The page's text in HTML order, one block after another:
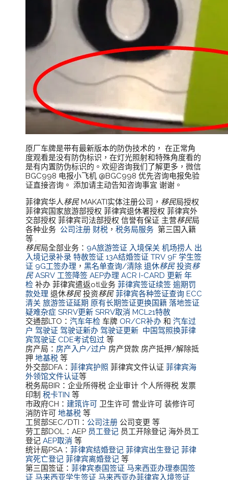
原厂车牌是带有最新版本的防伪技术的， 在正常角
度观看是没有防伪标识，在灯光照射和特殊角度看的
是有内置防伪标识的。欢迎咨询我们了解更多，微信
BGC998 电报小飞机 @BGC998 优先咨询电报免验
证直接咨询。 添加请主动告知咨询事宜 谢谢。
菲律宾华人移民MAKATI实体注册公司， 移民局授权
菲律宾国家旅游部授权 菲律宾退休署授权 菲律宾外
交部授权 菲律宾司法部授权 信誉有保证 主营移民局
各种业务 公司注册 财税 ，税务局服务 第三国入籍
等 .
移民局全部业务： 9A旅游签证 入境保关 机场捞人 出
入境记录补录 特赦签证 13A结婚签证 TRV 9F 学生签
证 9G工签办理 ，黑名单查询/清除 退休移民 投资移
民 ASRV 工签降签 AEP办理 ACR I-CARD 更新 年
检补办 菲律宾遣返otl业务菲律宾签证续签 逾期罚
款处理 退休移民投资移民 菲律宾各种签证查询 ECC
清关 旅游签证延期 原有长期签证更换国籍 落地签证
疑难杂症 SRRV更新 SRRV取消 MCL21特赦
交通部LTO：汽车年检 车牌 OR/CR补办 和汽车过
户 驾驶证 驾驶证新办 驾驶证更新 中国驾照换菲律
宾驾驶证 CDE考试包过 等
房产局： 房产入户/过户 房产贷款 房产抵押/解除抵
押地基税 等
外交部DFA：菲律宾护照 菲律宾文件认证菲律宾海
外领馆文件认证等
税务局BIR：企业所得税 企业审计 个人所得税 发票
印制税卡TIN等
市政府CH： 建筑许可 卫生许可 营业许可 装修许可
消防许可地基税 等
工贸部SEC/DTI： 公司注册 公司变更 等
劳工部DOL：AEP 员工登记 员工开除登记 海外员工
登记AEP取消 等
统计局PSA：菲律宾结婚登记 菲律宾出生登记 菲律
宾死亡登记 菲律宾离婚登记 等
第三国签证：菲律宾泰国签证 马来西亚办理泰国签
证 马来西亚学生签证 马来西亚办菲律宾入境签证